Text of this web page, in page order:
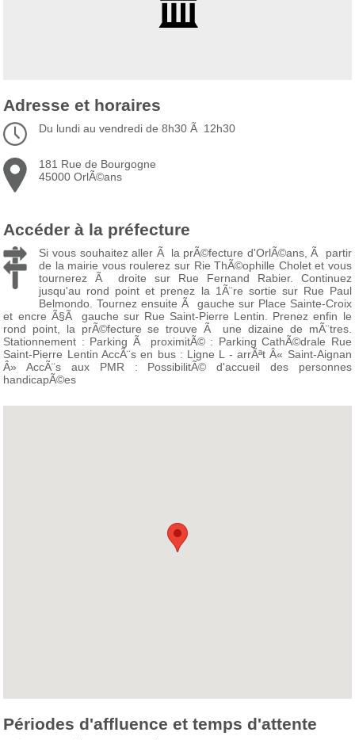
Adresse et horaires
Du lundi au vendredi de 8h30 Ã 12h30
181 Rue de Bourgogne
45000 OrlÃ©ans
Accéder à la préfecture
Si vous souhaitez aller Ã la prÃ©fecture d'OrlÃ©ans, Ã partir
de la mairie vous roulerez sur Rie ThÃ©ophille Cholet et vous
tournerez Ã droite sur Rue Fernand Rabier. Continuez
jusqu'au rond point et prenez la 1Ã¨re sortie sur Rue Paul
Belmondo. Tournez ensuite Ã gauche sur Place Sainte-Croix
et encre Ã§Ã gauche sur Rue Saint-Pierre Lentin. Prenez enfin le
rond point, la prÃ©fecture se trouve Ã une dizaine de mÃ¨tres.
Stationnement : Parking Ã proximitÃ© : Parking CathÃ©drale Rue
Saint-Pierre Lentin AccÃ¨s en bus : Ligne L - arrÃªt Â« Saint-Aignan
Â» AccÃ¨s aux PMR : PossibilitÃ© d'accueil des personnes
handicapÃ©es
Périodes d'affluence et temps d'attente